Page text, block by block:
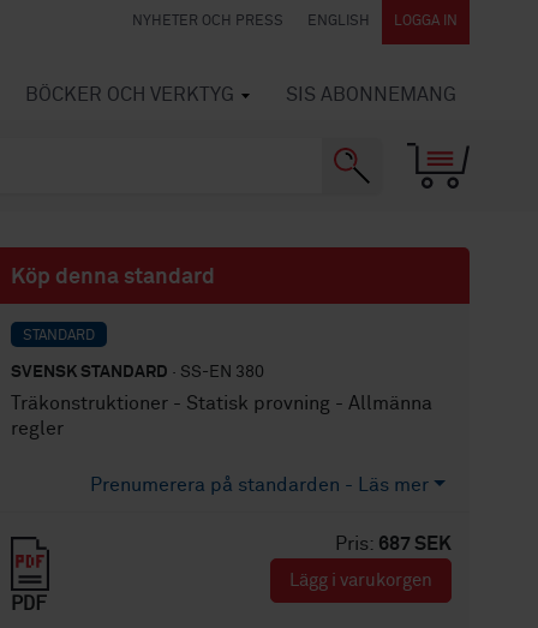
NYHETER OCH PRESS ENGLISH LOGGA IN
BÖCKER OCH VERKTYG SIS ABONNEMANG
Köp denna standard
STANDARD
SVENSK STANDARD · SS-EN 380
Träkonstruktioner - Statisk provning - Allmänna
regler
Prenumerera på standarden - Läs mer
Pris: 687 SEK
PDF
Lägg i varukorgen